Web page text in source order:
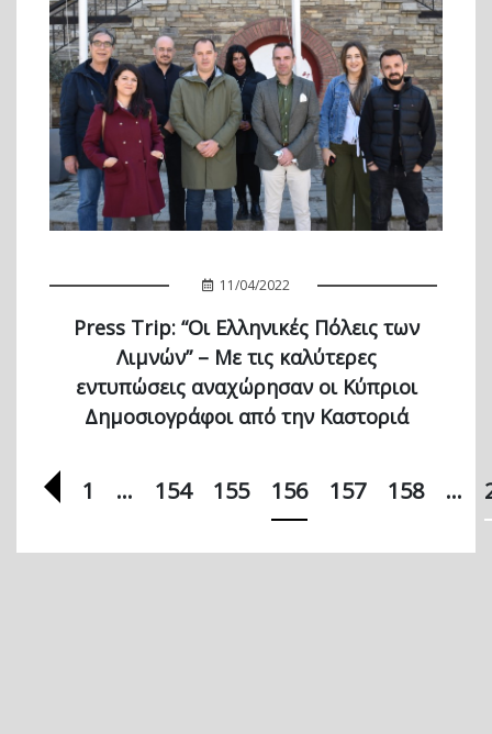
11/04/2022
Press Trip: “Οι Ελληνικές Πόλεις των
Λιμνών” – Με τις καλύτερες
εντυπώσεις αναχώρησαν οι Κύπριοι
Δημοσιογράφοι από την Καστοριά
Προηγούμενη σελίδα
1 … 154 155 156 157 158 …